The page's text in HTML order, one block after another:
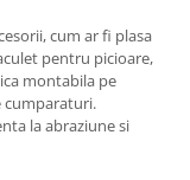
cum ar fi plasa
pentru picioare,
montabila pe
cumparaturi.
la abraziune si